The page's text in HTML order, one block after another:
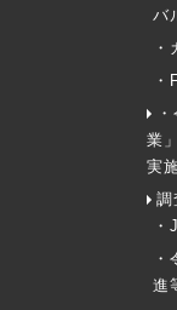
バ
業
実
調
進